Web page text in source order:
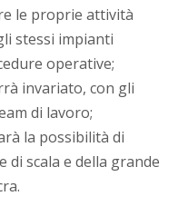
le proprie attività
stessi impianti
operative;
invariato, con gli
di lavoro;
la possibilità di
di scala e della grande